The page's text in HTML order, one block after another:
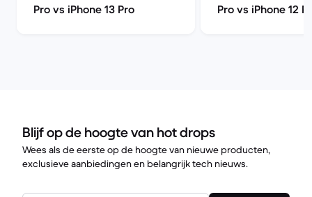
Pro vs iPhone 13 Pro
Pro vs iPhone 12
Blijf op de hoogte van hot drops
Wees als de eerste op de hoogte van nieuwe producten,
exclusieve aanbiedingen en belangrijk tech nieuws.